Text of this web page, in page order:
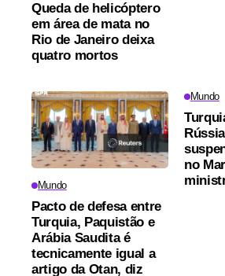
Queda de helicóptero
em área de mata no
Rio de Janeiro deixa
quatro mortos
Mundo
Pacto de defesa entre
Turquia, Paquistão e
Arábia Saudita é
tecnicamente igual a
artigo da Otan, diz
Mundo
no